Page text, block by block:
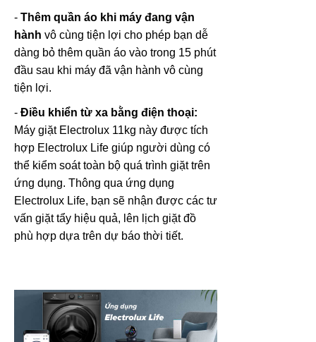
- Thêm quần áo khi máy đang vận
hành vô cùng tiện lợi cho phép bạn dễ
dàng bỏ thêm quần áo vào trong 15 phút
đầu sau khi máy đã vận hành vô cùng
tiện lợi.
- Điều khiển từ xa bằng điện thoại:
Máy giặt Electrolux 11kg này được tích
hợp Electrolux Life giúp người dùng có
thể kiểm soát toàn bộ quá trình giặt trên
ứng dụng. Thông qua ứng dụng
Electrolux Life, bạn sẽ nhận được các tư
vấn giặt tẩy hiệu quả, lên lịch giặt đồ
phù hợp dựa trên dự báo thời tiết.